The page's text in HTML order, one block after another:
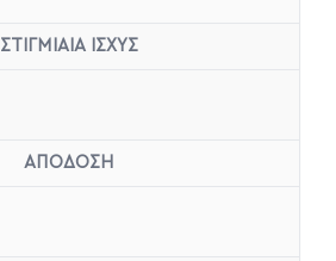
ΣΤΙΓΜΙΑΙΑ ΙΣΧΥΣ
ΑΠΟΔΟΣΗ